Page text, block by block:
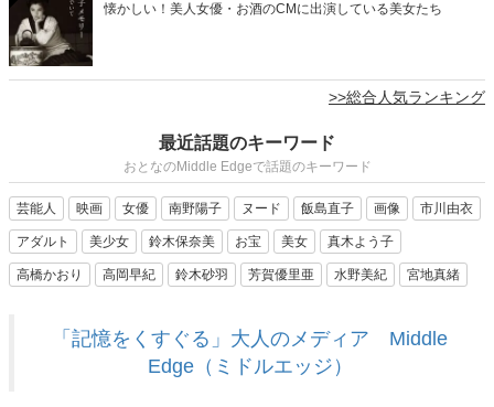
懐かしい！美人女優・お酒のCMに出演している美女たち
>>総合人気ランキング
最近話題のキーワード
おとなのMiddle Edgeで話題のキーワード
芸能人 映画 女優 南野陽子 ヌード 飯島直子 画像 市川由衣
アダルト 美少女 鈴木保奈美 お宝 美女 真木よう子
高橋かおり 高岡早紀 鈴木砂羽 芳賀優里亜 水野美紀 宮地真緒
「記憶をくすぐる」大人のメディア Middle
Edge（ミドルエッジ）